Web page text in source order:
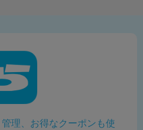
理、お得なクーポンも使